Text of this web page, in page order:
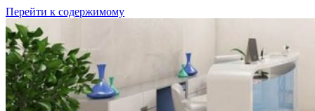
Перейти к содержимому